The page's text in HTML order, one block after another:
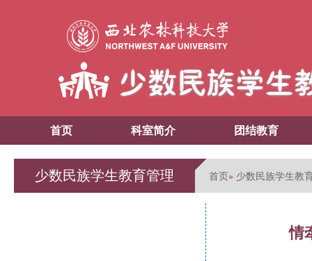
首页 科室简介 团结教育
少数民族学生教育管理 首页» 少数民族学生教
情